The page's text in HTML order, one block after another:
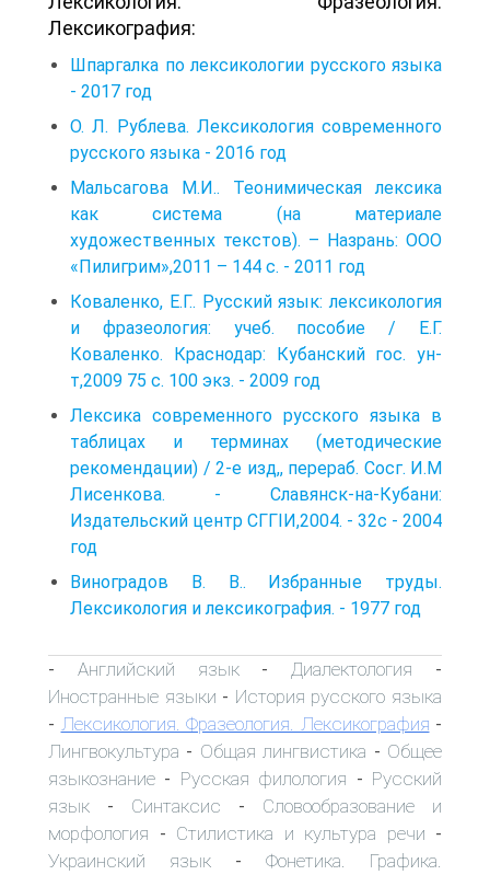
Лексикография:
Шпаргалка по лексикологии русского языка
- 2017 год
О. Л. Рублева. Лексикология современного
русского языка - 2016 год
Мальсагова М.И.. Теонимическая лексика
как система (на материале
художественных текстов). – Назрань: ООО
«Пилигрим»,2011 – 144 с. - 2011 год
Коваленко, Е.Г.. Русский язык: лексикология
и фразеология: учеб. пособие / Е.Г.
Коваленко. Краснодар: Кубанский гос. ун-
т,2009 75 с. 100 экз. - 2009 год
Лексика современного русского языка в
таблицах и терминах (мето­дические
рекомендации) / 2-е изд,, перераб. Сосг. И.М
Лисенкова. - Славянск-на-Кубани:
Издательский центр СГГІИ,2004. - 32с - 2004
год
Виноградов В. В.. Избранные труды.
Лексикология и лексикография. - 1977 год
- Английский язык- Диалектология -
Иностранные языки - История русского языка
- Лексикология. Фразеология. Лексикография -
Лингвокультура - Общая лингвистика - Общее
языкознание - Русская филология - Русский
язык - Синтаксис - Словообразование и
морфология - Стилистика и культура речи -
Украинский язык - Фонетика. Графика.